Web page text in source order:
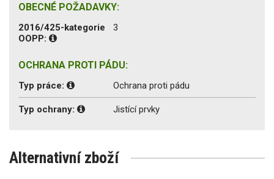
OBECNÉ POŽADAVKY:
2016/425-kategorie
OOPP:
3
OCHRANA PROTI PÁDU:
Typ práce: Ochrana proti pádu
Typ ochrany: Jistící prvky
Alternativní zboží